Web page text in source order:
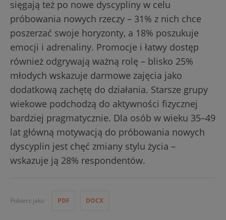
sięgają też po nowe dyscypliny w celu
próbowania nowych rzeczy – 31% z nich chce
poszerzać swoje horyzonty, a 18% poszukuje
emocji i adrenaliny. Promocje i łatwy dostęp
również odgrywają ważną rolę – blisko 25%
młodych wskazuje darmowe zajęcia jako
dodatkową zachętę do działania. Starsze grupy
wiekowe podchodzą do aktywności fizycznej
bardziej pragmatycznie. Dla osób w wieku 35–49
lat główną motywacją do próbowania nowych
dyscyplin jest chęć zmiany stylu życia –
wskazuje ją 28% respondentów.
Pobierz jako PDF DOCX